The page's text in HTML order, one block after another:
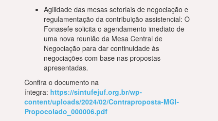
Agilidade das mesas setoriais de negociação e
regulamentação da contribuição assistencial: O
Fonasefe solicita o agendamento imediato de
uma nova reunião da Mesa Central de
Negociação para dar continuidade às
negociações com base nas propostas
apresentadas.
Confira o documento na
íntegra: https://sintufejuf.org.br/wp-
content/uploads/2024/02/Contraproposta-MGI-
Propocolado_000006.pdf